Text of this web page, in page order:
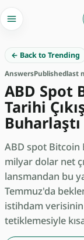
← Back to Trending
AnswersPublishedlast
ABD Spot
Tarihi
Buharlaştı
ABD spot Bitcoin
milyar dolar net
lansmandan bu
Temmuz'da
istihdam
tetiklemesiyle